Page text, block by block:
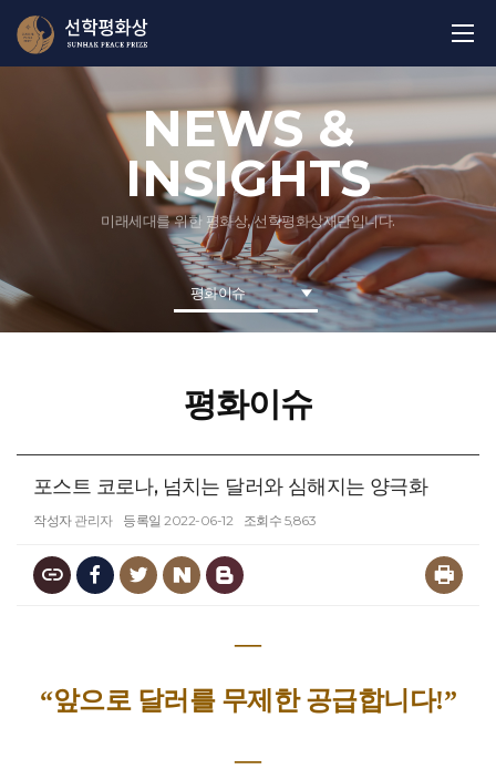
NEWS &
INSIGHTS
미래세대를 위한 평화상, 선학평화상재단입니다.
평화이슈
평화이슈
포스트 코로나, 넘치는 달러와 심해지는 양극화
작성자 관리자 등록일 2022-06-12 조회수 5,863
―
“앞으로 달러를 무제한 공급합니다!”
―